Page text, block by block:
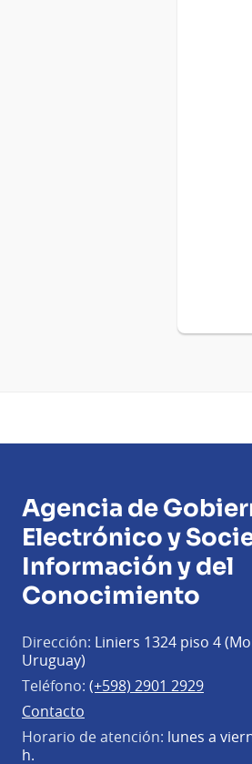
Agencia de
Electrónico y
Información y del
Conocimiento
Dirección: Liniers 1324 piso 4
Uruguay)
Teléfono: (+598) 2901 2929
Contacto
Horario de atención: lunes a
h.